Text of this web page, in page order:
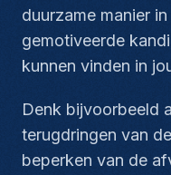
duurzame manier
gemotiveerde
kunnen vinden in
Denk bijvoorbeeld
terugdringen van
beperken van de